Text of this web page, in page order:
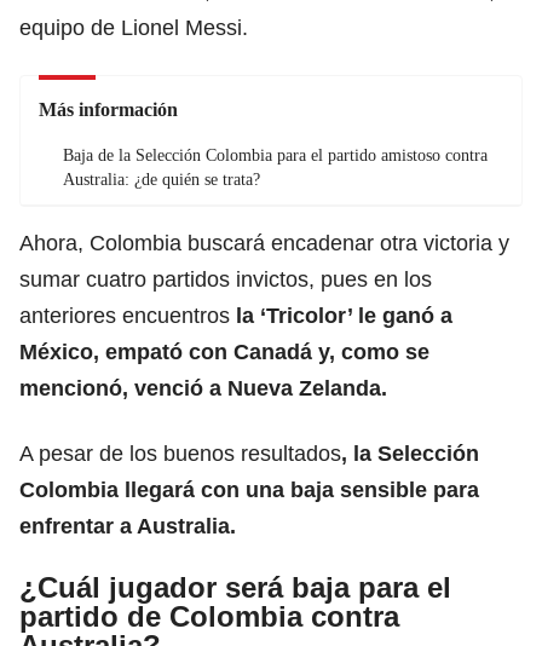
equipo de Lionel Messi.
Más información
Baja de la Selección Colombia para el partido amistoso contra
Australia: ¿de quién se trata?
Ahora, Colombia buscará encadenar otra victoria y
sumar cuatro partidos invictos, pues en los
anteriores encuentros la ‘Tricolor’ le ganó a
México, empató con Canadá y, como se
mencionó, venció a Nueva Zelanda.
A pesar de los buenos resultados, la Selección
Colombia llegará con una baja sensible para
enfrentar a Australia.
¿Cuál jugador será baja para el
partido de Colombia contra